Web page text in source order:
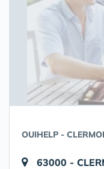
OUIHELP -
63000 -